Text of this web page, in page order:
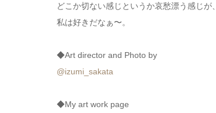
どこか切ない感じというか哀愁漂う感じが、
私は好きだなぁ〜。
◆Art director and Photo by
@izumi_sakata
◆My art work page